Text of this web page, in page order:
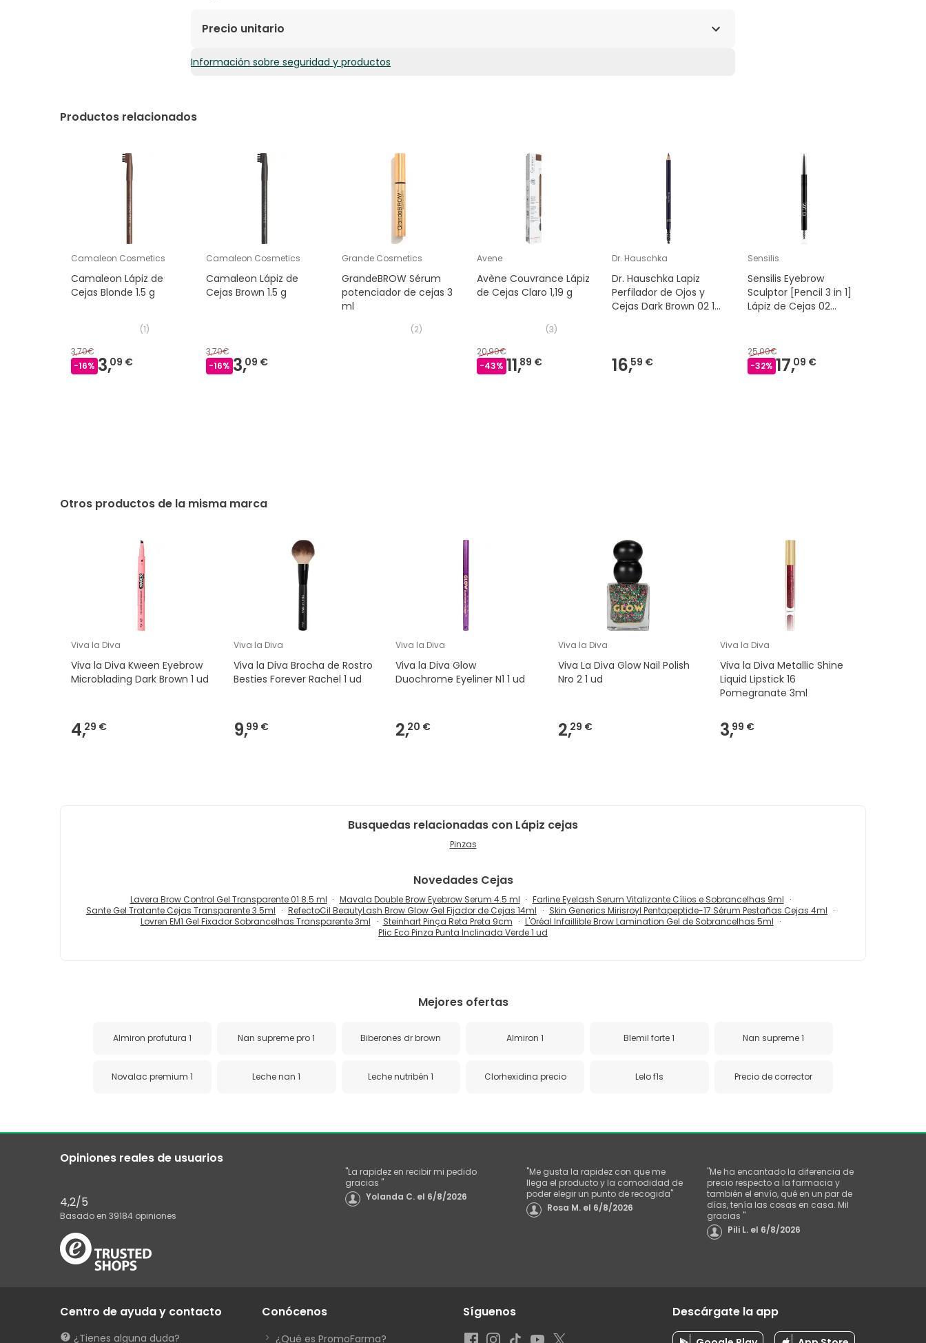
Precio unitario
4,21€ / Unidades
Información sobre seguridad y productos
Productos relacionados
Camaleon Cosmetics
Camaleon Lápiz de
Cejas Blonde 1.5 g
(1)
3,70€
-16% 3,09 €
Camaleon Cosmetics
Camaleon Lápiz de
Cejas Brown 1.5 g
3,70€
-16% 3,09 €
Grande Cosmetics
GrandeBROW Sérum
potenciador de cejas 3
ml
(2)
Avene
Avène Couvrance Lápiz
de Cejas Claro 1,19 g
(3)
20,90€
-43% 11,89 €
Dr. Hauschka
Dr. Hauschka Lapiz
Perfilador de Ojos y
Cejas Dark Brown 02 1
16,59 €
Sensilis
Sensilis Eyebrow
Sculptor [Pencil 3 in 1]
Lápiz de Cejas 02
25,00€
-32% 17,09 €
Otros productos de la misma marca
Viva la Diva
Viva la Diva Kween Eyebrow
Microblading Dark Brown 1 ud
4,29 €
Viva la Diva
Viva la Diva Brocha de Rostro
Besties Forever Rachel 1 ud
9,99 €
Viva la Diva
Viva la Diva Glow
Duochrome Eyeliner N1 1 ud
2,20 €
Viva la Diva
Viva La Diva Glow Nail Polish
Nro 2 1 ud
2,29 €
Viva la Diva
Viva la Diva Metallic Shine
Liquid Lipstick 16
Pomegranate 3ml
3,99 €
Busquedas relacionadas con Lápiz cejas
Pinzas
Novedades Cejas
Lavera Brow Control Gel Transparente 01 8.5 ml Mavala Double Brow Eyebrow Serum 4.5 ml
Farline Eyelash Serum Vitalizante Cílios e Sobrancelhas 9ml
Sante Gel Tratante Cejas Transparente 3.5ml
RefectoCil BeautyLash Brow Glow Gel Fijador de Cejas 14ml
Skin Generics Mirisroyl Pentapeptide-17 Sérum Pestañas Cejas 4ml
Lovren EM1 Gel Fixador Sobrancelhas Transparente 3ml
Steinhart Pinça Reta Preta 9cm
L'Oréal Infaillible Brow Lamination Gel de Sobrancelhas 5ml
Plic Eco Pinza Punta Inclinada Verde 1 ud
Mejores ofertas
Almiron profutura 1 Nan supreme pro 1 Biberones dr brown Almiron 1 Blemil forte 1 Nan supreme 1
Novalac premium 1 Leche nan 1 Leche nutribén 1 Clorhexidina precio Lelo f1s Precio de corrector
Opiniones reales de usuarios
4,2/5
Basado en 39184 opiniones
"La rapidez en recibir mi pedido
gracias "
Yolanda C. el 6/8/2026
"Me gusta la rapidez con que me
llega el producto y la comodidad de
poder elegir un punto de recogida"
Rosa M. el 6/8/2026
"Me ha encantado la diferencia de
precio respecto a la farmacia y
también el envío, qué en un par de
días, tenía las cosas en casa. Mil
gracias "
Pili L. el 6/8/2026
Centro de ayuda y contacto
¿Tienes alguna duda?
Conócenos
¿Qué es PromoFarma?
Síguenos Descárgate la app